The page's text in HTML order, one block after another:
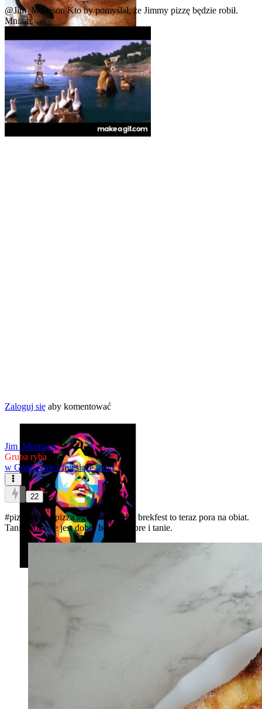
@Jim_MorrisonKto by pomyślał, że Jimmy pizzę będzie robił.
Mniam.
Zaloguj się aby komentować
Jim_Morrison
Gruba ryba
w Gotowanie2 miesiące temu
22
#pizzaspam #pizza #gotowanie
Był brekfest to teraz pora na obiat.
Tanie jedzenie jest dobre bo jest dobre i tanie.